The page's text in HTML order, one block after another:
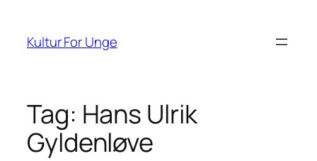
indhold
Kultur For Unge
Tag: Hans Ulrik
Gyldenløve